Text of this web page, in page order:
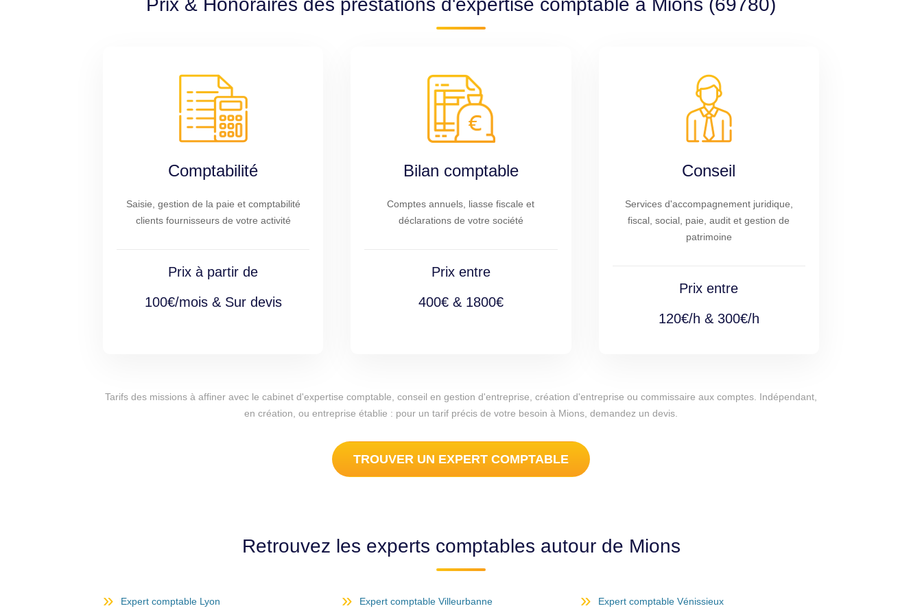
Prix & Honoraires des prestations d'expertise comptable à Mions (69780)
Comptabilité
Saisie, gestion de la paie et comptabilité
clients fournisseurs de votre activité
Prix à partir de
100€/mois & Sur devis
Bilan comptable
Comptes annuels, liasse fiscale et
déclarations de votre société
Prix entre
400€ & 1800€
Conseil
Services d'accompagnement juridique,
fiscal, social, paie, audit et gestion de
patrimoine
Prix entre
120€/h & 300€/h
Tarifs des missions à affiner avec le cabinet d'expertise comptable, conseil en gestion d'entreprise, création d'entreprise ou commissaire aux comptes. Indépendant,
en création, ou entreprise établie : pour un tarif précis de votre besoin à Mions, demandez un devis.
TROUVER UN EXPERT COMPTABLE
Retrouvez les experts comptables autour de Mions
Expert comptable Lyon Expert comptable Villeurbanne Expert comptable Vénissieux